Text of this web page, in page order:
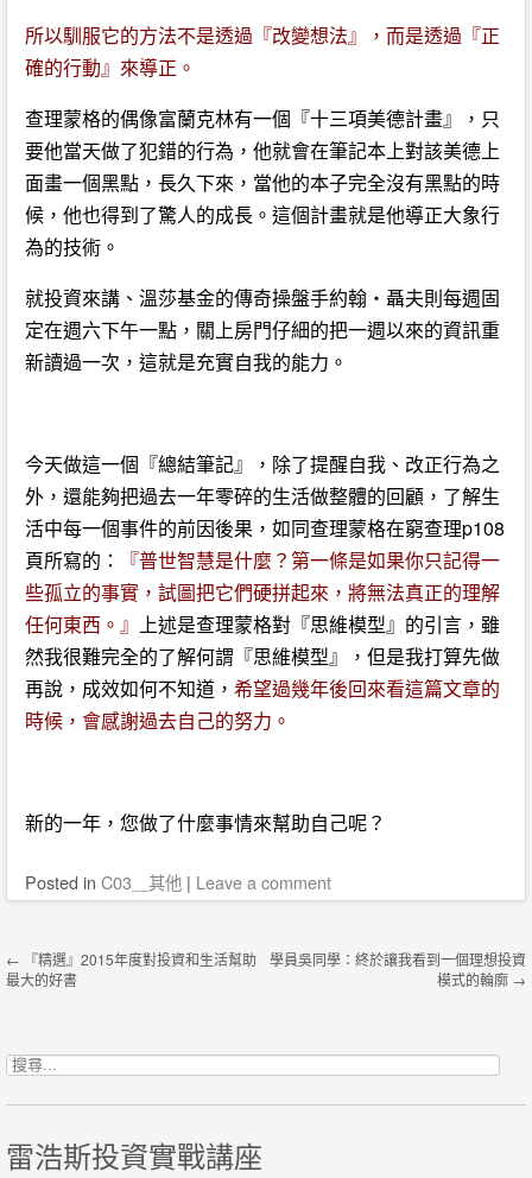
所以馴服它的方法不是透過『改變想法』，而是透過『正
確的行動』來導正。
查理蒙格的偶像富蘭克林有一個『十三項美德計畫』，只
要他當天做了犯錯的行為，他就會在筆記本上對該美德上
面畫一個黑點，長久下來，當他的本子完全沒有黑點的時
候，他也得到了驚人的成長。這個計畫就是他導正大象行
為的技術。
就投資來講、溫莎基金的傳奇操盤手約翰・聶夫則每週固
定在週六下午一點，關上房門仔細的把一週以來的資訊重
新讀過一次，這就是充實自我的能力。
今天做這一個『總結筆記』，除了提醒自我、改正行為之
外，還能夠把過去一年零碎的生活做整體的回顧，了解生
活中每一個事件的前因後果，如同查理蒙格在窮查理p108
頁所寫的：
『普世智慧是什麼？第一條是如果你只記得一
些孤立的事實，試圖把它們硬拼起來，將無法真正的理解
任何東西。』 上述是查理蒙格對『思維模型』的引言，雖
然我很難完全的了解何謂『思維模型』，但是我打算先做
再說，成效如何不知道， 希望過幾年後回來看這篇文章的
時候，會感謝過去自己的努力。
新的一年，您做了什麼事情來幫助自己呢？
Posted in C03＿其他 | Leave a comment
← 『精選』2015年度對投資和生活幫助
最大的好書
學員吳同學：終於讓我看到一個理想投資
模式的輪廓 →
搜尋關鍵字:
雷浩斯投資實戰講座